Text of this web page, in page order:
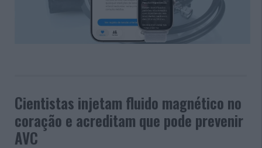
Cientistas injetam fluido magnético no
coração e acreditam que pode prevenir
AVC